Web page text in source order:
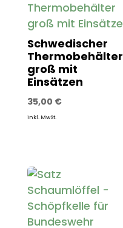
Schwedischer
Thermobehälter
groß mit
Einsätzen
35,00 €
inkl. MwSt.